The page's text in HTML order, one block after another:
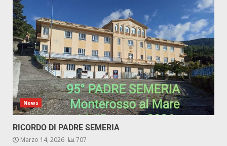
News
RICORDO DI PADRE SEMERIA
Marzo 14, 2026 707